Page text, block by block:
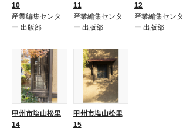
10
産業編集センタ
ー 出版部
11
産業編集センタ
ー 出版部
12
産業編集センタ
ー 出版部
甲州市塩山松里
14
甲州市塩山松里
15